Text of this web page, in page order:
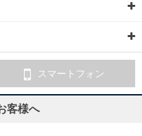
スマートフォン
客様へ